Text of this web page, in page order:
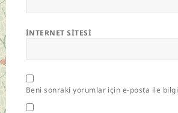
İNTERNET SITESI
Beni sonraki yorumlar için e-posta ile